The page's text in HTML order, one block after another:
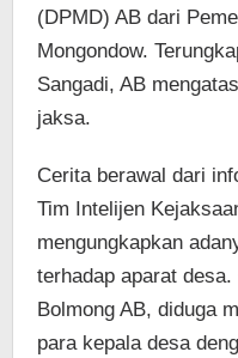
(DPMD) AB dari
Mongondow.
Sangadi, AB
jaksa.
Cerita berawal dari
Tim Intelijen
mengungkapkan
terhadap aparat
Bolmong AB, diduga
para kepala desa